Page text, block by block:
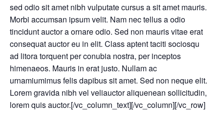
sed odio sit amet nibh vulputate cursus a sit amet mauris.
Morbi accumsan ipsum velit. Nam nec tellus a odio
tincidunt auctor a ornare odio. Sed non mauris vitae erat
consequat auctor eu in elit. Class aptent taciti sociosqu
ad litora torquent per conubia nostra, per inceptos
himenaeos. Mauris in erat justo. Nullam ac
urnamiumimus felis dapibus sit amet. Sed non neque elit.
Lorem gravida nibh vel veliauctor aliquenean sollicitudin,
lorem quis auctor.[/vc_column_text][/vc_column][/vc_row]